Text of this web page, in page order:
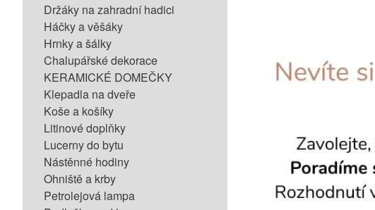
Držáky na zahradní hadici
Háčky a věšáky
Hrnky a šálky
Chalupářské dekorace
KERAMICKÉ DOMEČKY
Klepadla na dveře
Koše a košíky
Litinové doplňky
Lucerny do bytu
Nástěnné hodiny
Ohniště a krby
Petrolejová lampa